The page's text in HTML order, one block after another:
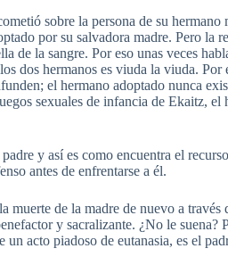
sobre la persona de su hermano
por su salvadora madre. Pero la
de la sangre. Por eso unas veces
dos hermanos es viuda la viuda. Por
el hermano adoptado nunca
sexuales de infancia de Ekaitz, el
y así es como encuentra el
antes de enfrentarse a él.
muerte de la madre de nuevo a través
y sacralizante. ¿No le suena?
acto piadoso de eutanasia, es el